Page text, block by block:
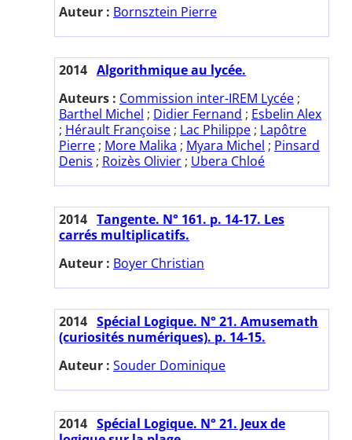
Auteur : Bornsztein Pierre
2014 Algorithmique au lycée.
Auteurs : Commission inter-IREM Lycée ;
Barthel Michel ; Didier Fernand ; Esbelin Alex
; Hérault Françoise ; Lac Philippe ; Lapôtre
Pierre ; More Malika ; Myara Michel ; Pinsard
Denis ; Roizès Olivier ; Ubera Chloé
2014 Tangente. N° 161. p. 14-17. Les
carrés multiplicatifs.
Auteur : Boyer Christian
2014 Spécial Logique. N° 21. Amusemath
(curiosités numériques). p. 14-15.
Auteur : Souder Dominique
2014 Spécial Logique. N° 21. Jeux de